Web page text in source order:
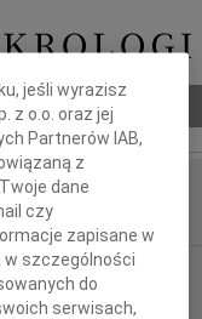
jeśli wyrazisz
z o.o. oraz jej
Partnerów IAB,
z
dane
czy
zapisane w
w szczególności
do
serwisach,